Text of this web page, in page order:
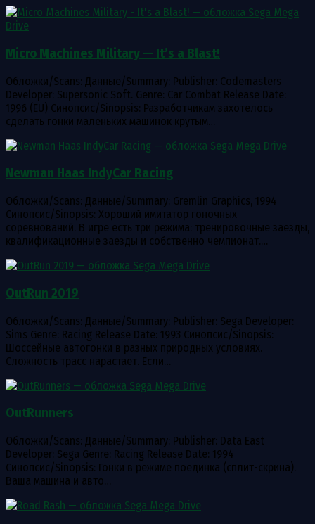
Micro Machines Military — It’s a Blast!
Обложки/Scans: Данные/Summary: Publisher: Codemasters
Developer: Supersonic Soft. Genre: Car Combat Release Date:
1996 (EU) Синопсис/Sinopsis: Разработчикам захотелось
сделать гонки маленьких машинок крутым…
Newman Haas IndyCar Racing
Обложки/Scans: Данные/Summary: Gremlin Graphics, 1994
Синопсис/Sinopsis: Хороший имитатор гоночных
соревнований. В игре есть три режима: тренировочные заезды,
квалификационные заезды и собственно чемпионат.…
OutRun 2019
Обложки/Scans: Данные/Summary: Publisher: Sega Developer:
Sims Genre: Racing Release Date: 1993 Синопсис/Sinopsis:
Шоссейные автогонки в разных природных условиях.
Сложность трасс нарастает. Если…
OutRunners
Обложки/Scans: Данные/Summary: Publisher: Data East
Developer: Sega Genre: Racing Release Date: 1994
Синопсис/Sinopsis: Гонки в режиме поединка (сплит-скрина).
Ваша машина и авто…